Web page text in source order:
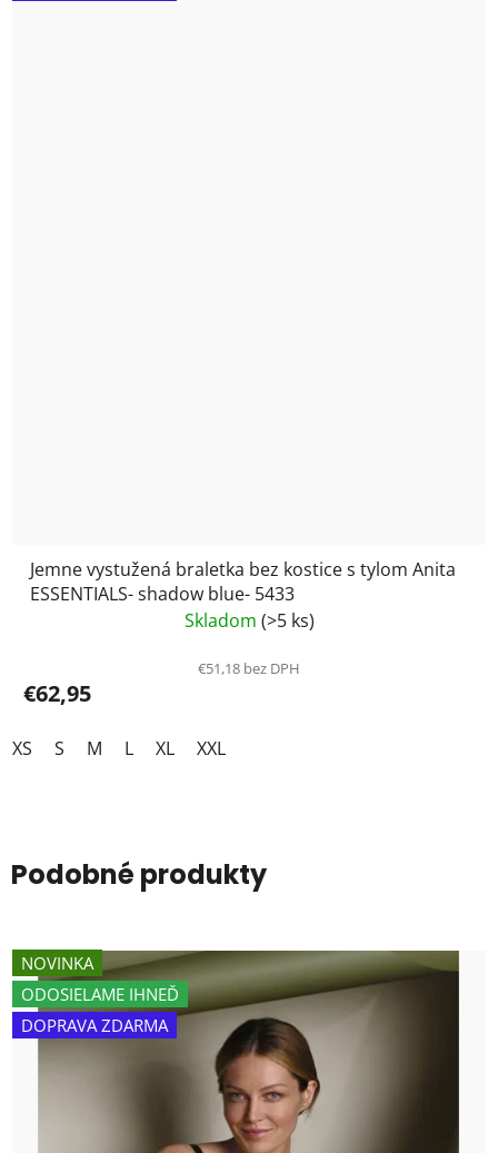
Jemne vystužená braletka bez kostice s tylom Anita
ESSENTIALS- shadow blue- 5433
Skladom (>5 ks)
€51,18 bez DPH
€62,95
XS S M L XL XXL
Podobné produkty
NOVINKA
ODOSIELAME IHNEĎ
DOPRAVA ZDARMA